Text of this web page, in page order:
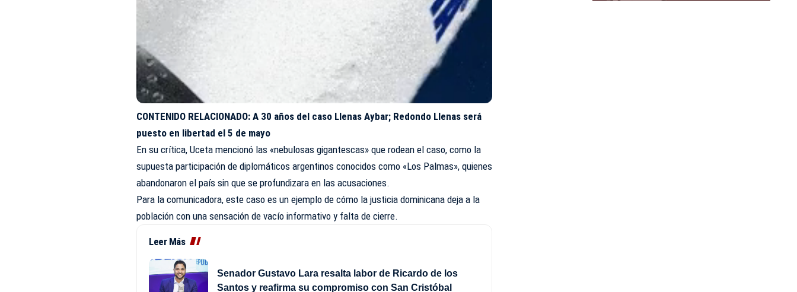
CONTENIDO RELACIONADO:A 30 años del caso Llenas Aybar; Redondo Llenas será
puesto en libertad el 5 de mayo
En su crítica, Uceta mencionó las «nebulosas gigantescas» que rodean el caso, como la
supuesta participación de diplomáticos argentinos conocidos como «Los Palmas», quienes
abandonaron el país sin que se profundizara en las acusaciones.
Para la comunicadora, este caso es un ejemplo de cómo la justicia dominicana deja a la
población con una sensación de vacío informativo y falta de cierre.
Leer Más
Senador Gustavo Lara resalta labor de Ricardo de los
Santos y reafirma su compromiso con San Cristóbal